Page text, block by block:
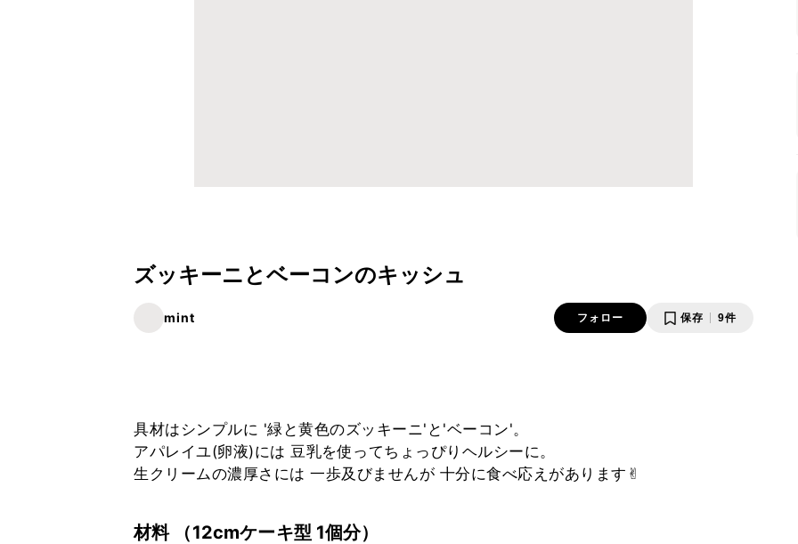
ズッキーニとベーコンのキッシュ
mint フォロー 保存 9件
具材はシンプルに '緑と黄色のズッキーニ'と'ベーコン'。
アパレイユ(卵液)には 豆乳を使ってちょっぴりヘルシーに。
生クリームの濃厚さには 一歩及びませんが 十分に食べ応えがあります✌︎
材料 （12cmケーキ型 1個分）